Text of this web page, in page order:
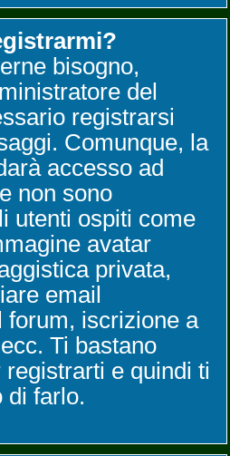
bisogno,
del
registrarsi
Comunque, la
accesso ad
non sono
utenti ospiti come
avatar
privata,
email
forum, iscrizione a
Ti bastano
e quindi ti
di farlo.